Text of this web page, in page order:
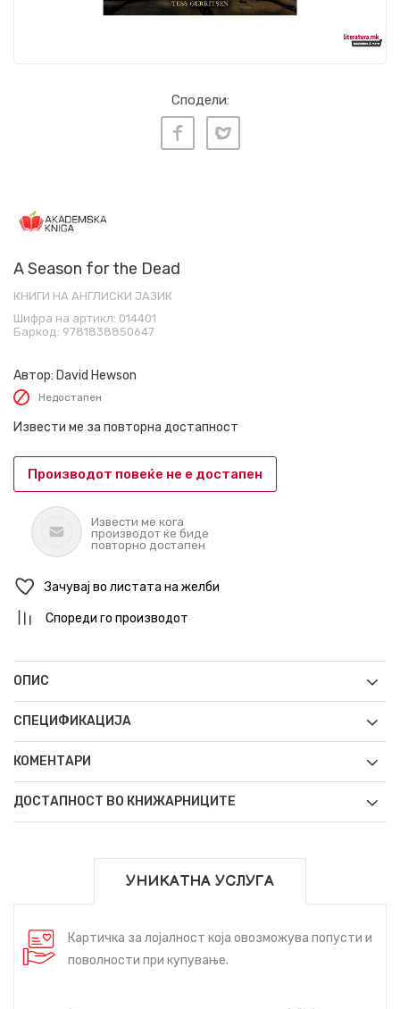
Сподели:
A Season for the Dead
КНИГИ НА АНГЛИСКИ ЈАЗИК
Шифра на артикл: 014401
Баркод: 9781838850647
Автор: David Hewson
Недостапен
Извести ме за повторна достапност
Производот повеќе не е достапен
Извести ме кога
производот ќе биде
повторно достапен
Зачувај во листата на желби
Спореди го производот
ОПИС
СПЕЦИФИКАЦИЈА
КОМЕНТАРИ
ДОСТАПНОСТ ВО КНИЖАРНИЦИТЕ
УНИКАТНА УСЛУГА
Картичка за лојалност која овозможува попусти и
поволности при купување.